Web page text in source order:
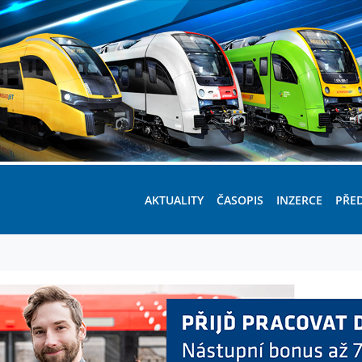
AKTUALITY ČASOPIS INZERCE